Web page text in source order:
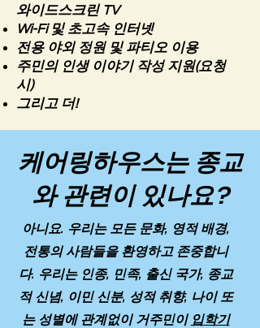
와이드스크린 TV
Wi-Fi 및 초고속 인터넷
전용 야외 정원 및 파티오 이용
주민의 인생 이야기 작성 지원(요청
시)
그리고 더!
케어링하우스는 종교
와 관련이 있나요?
아니요. 우리는 모든 문화, 영적 배경,
전통의 사람들을 환영하고 존중합니
다. 우리는 인종, 민족, 출신 국가, 종교
적 신념, 이민 신분, 성적 취향, 나이 또
는 성별에 관계없이 거주민이 입학기